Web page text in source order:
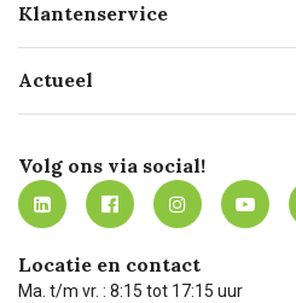
Geschiedenis
Missie
Werken bij Carel Lurvink
MVO
Klantenservice
Bezorgen
Mijn Carel Lurvink
Mijn Carel Lurvink instructievideo's
Carel Lurvink App
Hulp op afstand
Technische dienst
Actueel
Innovation LAB
Tevreden klanten
Carel Lurvink Blog
Carel de podcast
Volg ons via social!
Locatie en contact
Ma. t/m vr. : 8:15 tot 17:15 uur